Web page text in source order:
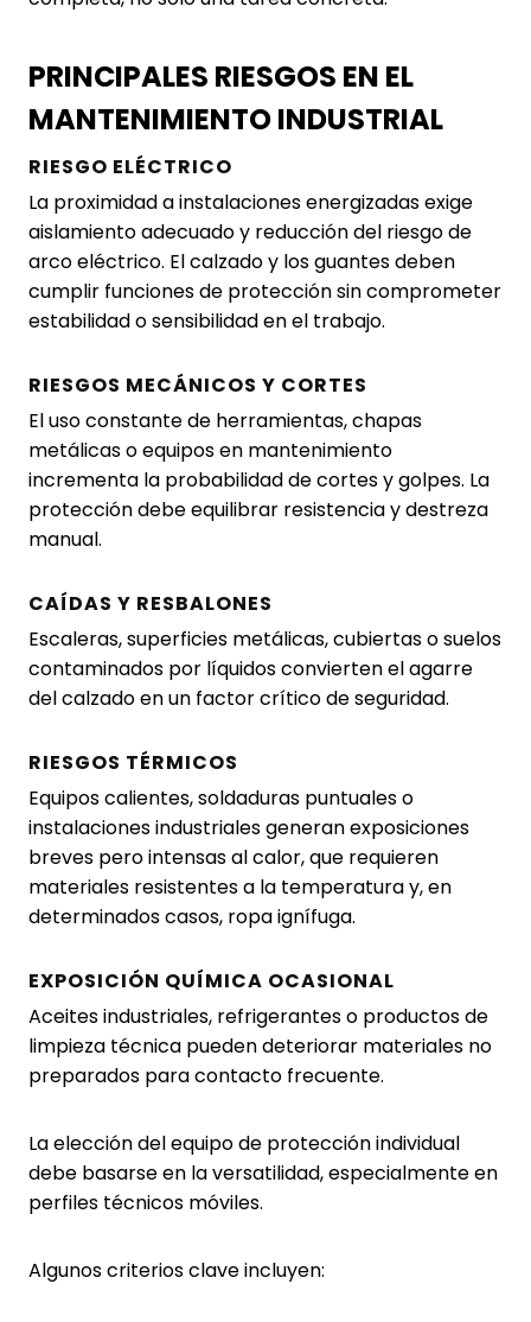
PRINCIPALES RIESGOS EN EL
MANTENIMIENTO INDUSTRIAL
RIESGO ELÉCTRICO
La proximidad a instalaciones energizadas exige
aislamiento adecuado y reducción del riesgo de
arco eléctrico. El calzado y los guantes deben
cumplir funciones de protección sin comprometer
estabilidad o sensibilidad en el trabajo.
RIESGOS MECÁNICOS Y CORTES
El uso constante de herramientas, chapas
metálicas o equipos en mantenimiento
incrementa la probabilidad de cortes y golpes. La
protección debe equilibrar resistencia y destreza
manual.
CAÍDAS Y RESBALONES
Escaleras, superficies metálicas, cubiertas o suelos
contaminados por líquidos convierten el agarre
del calzado en un factor crítico de seguridad.
RIESGOS TÉRMICOS
Equipos calientes, soldaduras puntuales o
instalaciones industriales generan exposiciones
breves pero intensas al calor, que requieren
materiales resistentes a la temperatura y, en
determinados casos, ropa ignífuga.
EXPOSICIÓN QUÍMICA OCASIONAL
Aceites industriales, refrigerantes o productos de
limpieza técnica pueden deteriorar materiales no
preparados para contacto frecuente.
La elección del equipo de protección individual
debe basarse en la versatilidad, especialmente en
perfiles técnicos móviles.
Algunos criterios clave incluyen: